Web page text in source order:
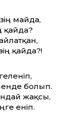
майда,
қайда?
қайда?!
болып.
жақсы,
еніп.